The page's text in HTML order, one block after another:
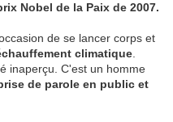
Nobel de la Paix de 2007.
de se lancer corps et
climatique
inaperçu. C'est un homme
de parole en public et